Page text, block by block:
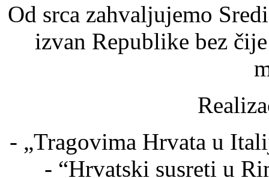
Od srca zahvaljujemo
izvan Republike bez
- „Tragovima Hrvata u
- “Hrvatski susreti u